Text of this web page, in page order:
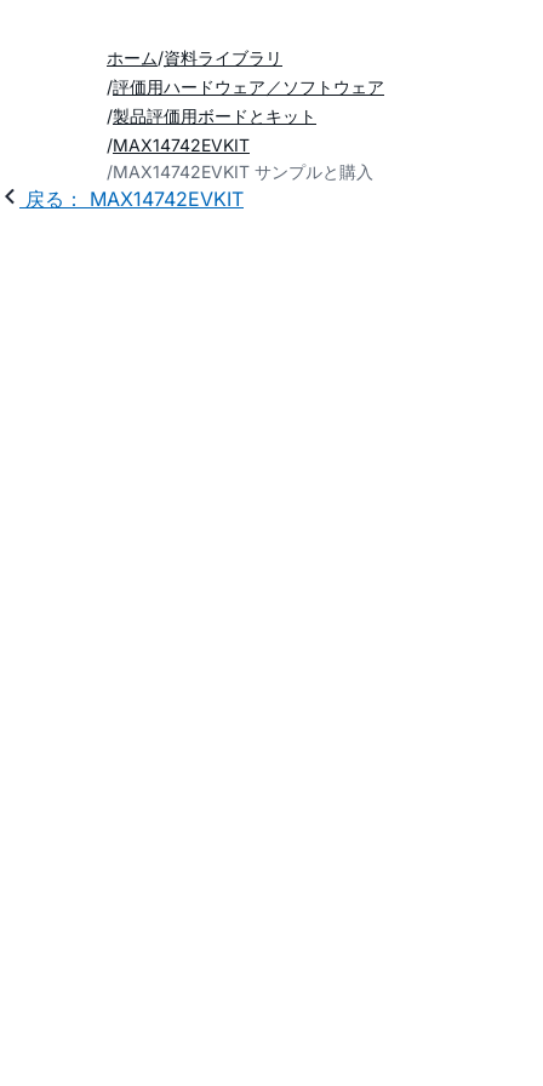
ホーム 資料ライブラリ
評価用ハードウェア／ソフトウェア
製品評価用ボードとキット
MAX14742EVKIT
MAX14742EVKIT サンプルと購入
戻る： MAX14742EVKIT